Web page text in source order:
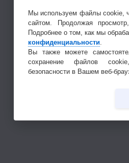
Мы используем файлы cookie,
сайтом. Продолжая
Подробнее о том, как мы
конфиденциальности
Вы также можете
сохранение файлов
безопасности в Вашем веб-